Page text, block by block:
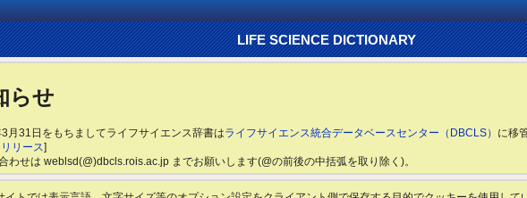
LIFE SCIENCE DICTIONARY
らせ
月31日をもちましてライフサイエンス辞書はライフサイエンス統合データベースセンター（DBCLS） に移
リース]
わせは weblsd(@)dbcls.rois.ac.jp までお願いします(@の前後の中括弧を取り除く)。